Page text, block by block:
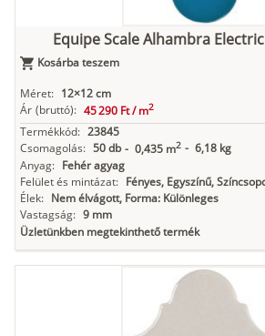
Equipe Scale Alhambra
Kosárba teszem
Méret: 12×12 cm
Ár (bruttó): 45 290 Ft /m2
Termékkód: 23845
Csomagolás: 50 db - 0,435 m2 - 6,18 kg
Anyag: Fehér agyag
Felület és mintázat: Fényes, Egyszínű,
Élek: Nem élvágott, Forma: Különleges
Vastagság: 9 mm
Üzletünkben megtekinthető termék